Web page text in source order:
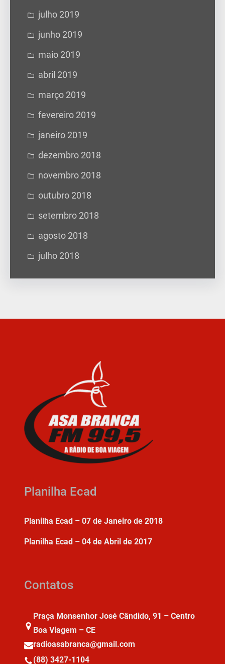
julho 2019
junho 2019
maio 2019
abril 2019
março 2019
fevereiro 2019
janeiro 2019
dezembro 2018
novembro 2018
outubro 2018
setembro 2018
agosto 2018
julho 2018
Planilha Ecad
Planilha Ecad – 07 de Janeiro de 2018
Planilha Ecad – 04 de Abril de 2017
Contatos
Praça Monsenhor José Cândido, 91 – Centro
Boa Viagem – CE
radioasabranca@gmail.com
(88) 3427-1104